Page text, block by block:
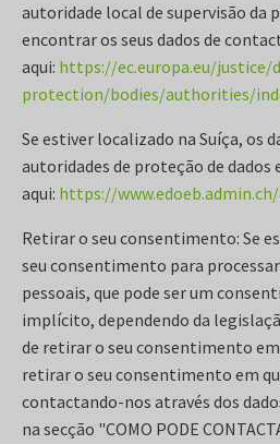
autoridade local de supervisão da
encontrar os seus dados de
aqui: https://ec.europa.eu/justice/
protection/bodies/authorities/
Se estiver localizado na Suíça, os
autoridades de proteção de dados
aqui: https://
Retirar o seu consentimento: Se
seu consentimento para
pessoais, que pode ser um
implícito, dependendo da
de retirar o seu consentimento
retirar o seu consentimento em
contactando-nos através dos
na secção "COMO PODE